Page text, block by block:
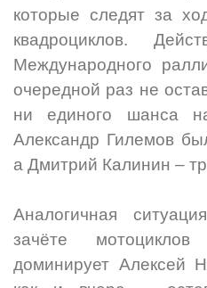
которые следят за
квадроциклов.
Международного
очередной раз не
ни единого шанса
Александр Гилемов
а Дмитрий Калинин –
Аналогичная
зачёте
доминирует Алексей